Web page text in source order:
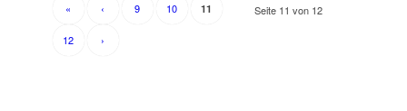
Seite 11 von 12
« ‹ 9 10 11
12 ›